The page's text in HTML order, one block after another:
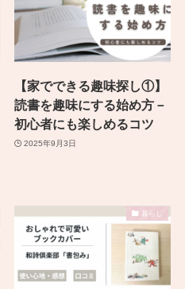
【家でできる趣味探し①】
読書を趣味にする始め方－
初心者にも楽しめるコツ
2025年9月3日
暮らし